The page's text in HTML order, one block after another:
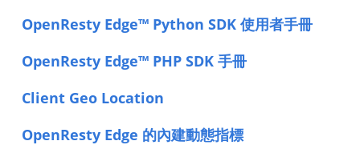
OpenResty Edge™ Python SDK 使用者手冊
OpenResty Edge™ PHP SDK 手冊
Client Geo Location
OpenResty Edge 的內建動態指標